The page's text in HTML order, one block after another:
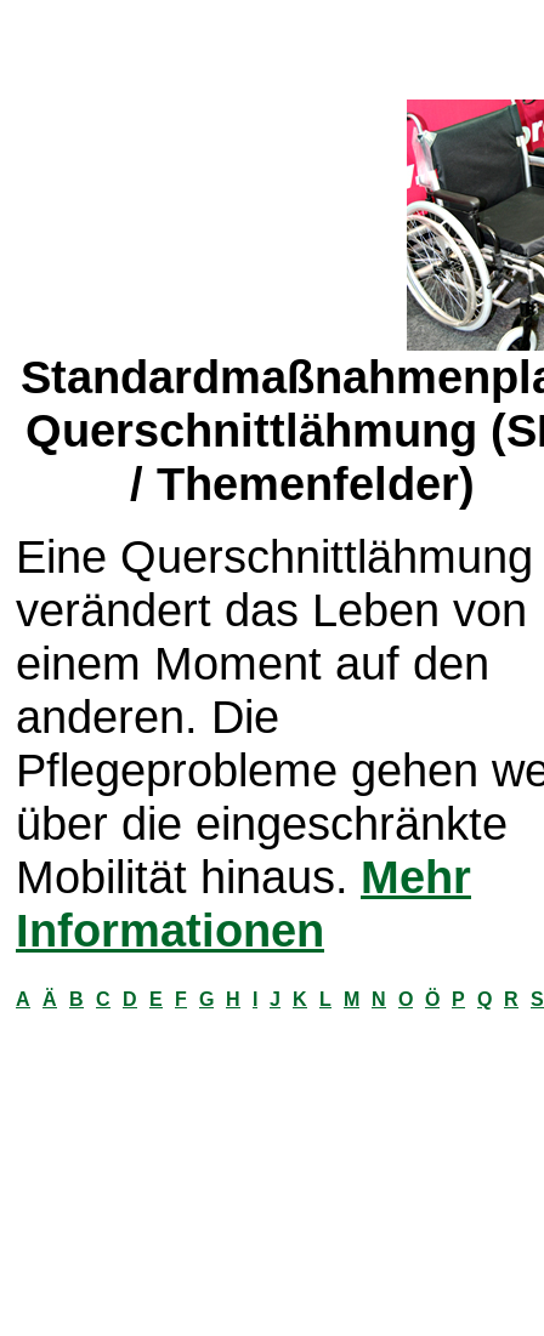
Querschnittlähmung
/ Themenfelder)
Eine Querschnittlähmung
verändert das Leben von
einem Moment auf den
anderen. Die
Pflegeprobleme gehen
über die eingeschränkte
Mobilität hinaus. Mehr
Informationen
A Ä B C D E F G H J K L M N O Ö P Q R S